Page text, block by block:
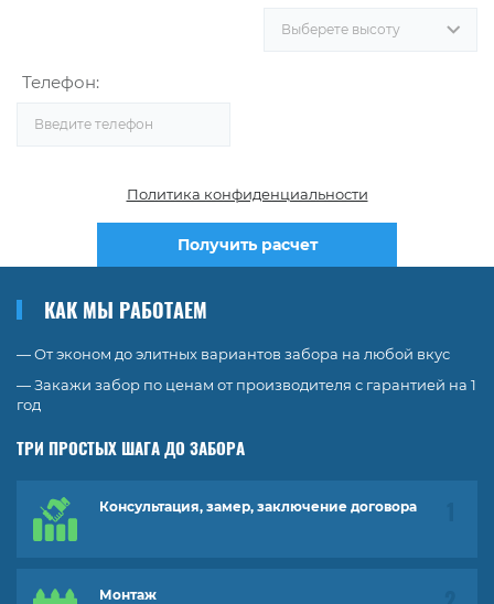
Выберете высоту
Телефон:
Политика конфиденциальности
Получить расчет
КАК МЫ РАБОТАЕМ
— От эконом до элитных вариантов забора на любой вкус
— Закажи забор по ценам от производителя с гарантией на 1
год
ТРИ ПРОСТЫХ ШАГА ДО ЗАБОРА
Консультация, замер, заключение договора
Монтаж